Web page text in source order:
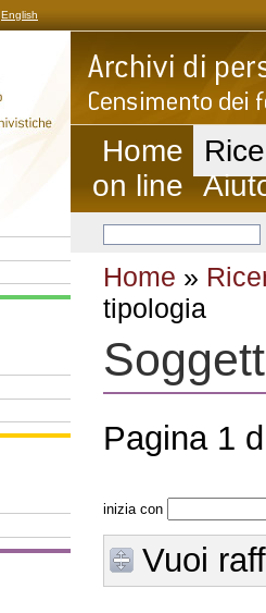
English
Home
on line
Home »
tipologia
Pagina 1
inizia con
Vuoi